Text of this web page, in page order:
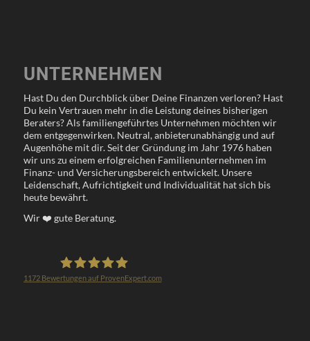
UNTERNEHMEN
Hast Du den Durchblick über Deine Finanzen verloren? Hast
Du kein Vertrauen mehr in die Leistung deines bisherigen
Beraters? Als familiengeführtes Unternehmen möchten wir
dem entgegenwirken. Neutral, anbieterunabhängig und auf
Augenhöhe mit dir. Seit der Gründung im Jahr 1976 haben
wir uns zu einem erfolgreichen Familienunternehmen im
Finanz- und Versicherungsbereich entwickelt. Unsere
Leidenschaft, Aufrichtigkeit und Individualität hat sich bis
heute bewährt.
Wir❤️ gute Beratung.
1172Bewertungen auf ProvenExpert.com